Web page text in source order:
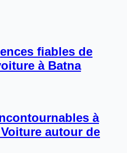
fiables de
à Batna
à
autour de